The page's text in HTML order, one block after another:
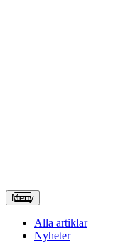
Meny
Alla artiklar
Nyheter